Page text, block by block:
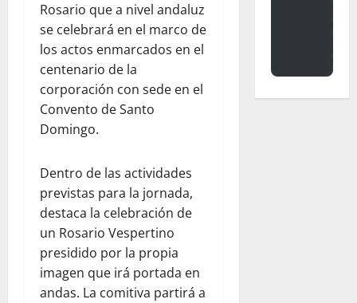
Rosario que a nivel andaluz
se celebrará en el marco de
los actos enmarcados en el
centenario de la
corporación con sede en el
Convento de Santo
Domingo.
Dentro de las actividades
previstas para la jornada,
destaca la celebración de
un Rosario Vespertino
presidido por la propia
imagen que irá portada en
andas. La comitiva partirá a